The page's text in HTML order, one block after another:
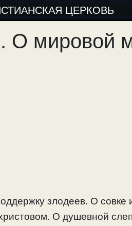
ЦЕРКОВЬ
О мировой
злодеев. О совке
О душевной